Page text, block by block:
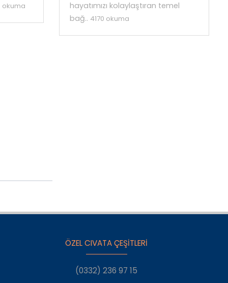
okuma
hayatımızı kolaylaştıran temel
bağ.. 4170 okuma
ÖZEL CIVATA ÇEŞİTLERİ
(0332) 236 97 15